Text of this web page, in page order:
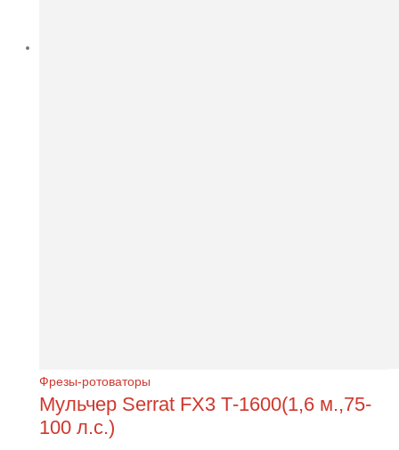
Фрезы-ротоваторы
Мульчер Serrat FХ3 Т-1600(1,6 м.,75-
100 л.с.)